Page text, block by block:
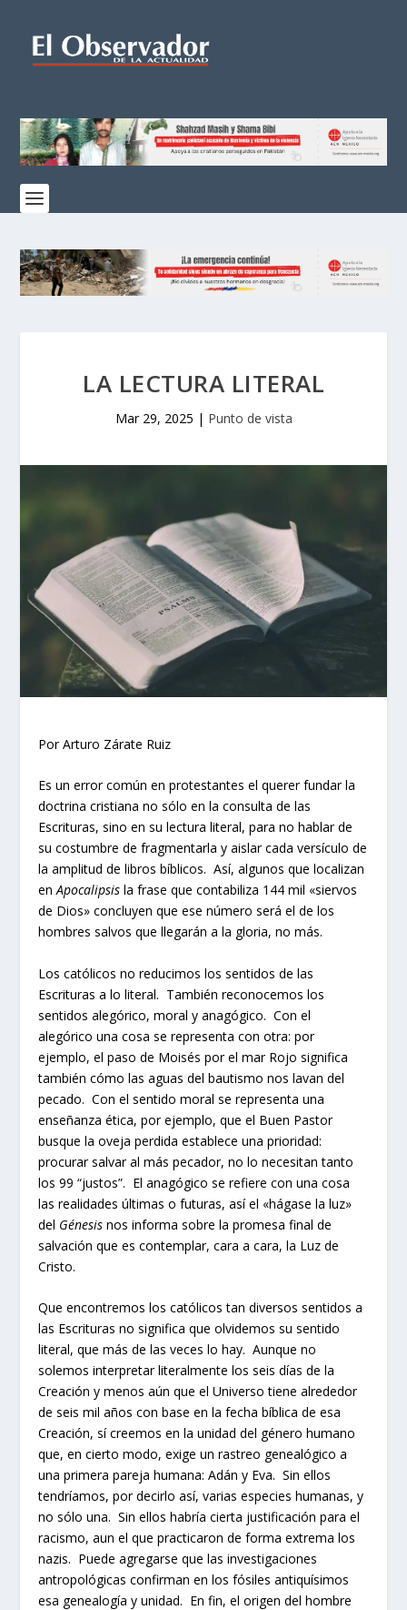
LA LECTURA LITERAL
Mar 29, 2025 | Punto de vista
Por Arturo Zárate Ruiz
Es un error común en protestantes el querer fundar la
doctrina cristiana no sólo en la consulta de las
Escrituras, sino en su lectura literal, para no hablar de
su costumbre de fragmentarla y aislar cada versículo de
la amplitud de libros bíblicos. Así, algunos que localizan
enApocalipsis la frase que contabiliza 144 mil «siervos
de Dios» concluyen que ese número será el de los
hombres salvos que llegarán a la gloria, no más.
Los católicos no reducimos los sentidos de las
Escrituras a lo literal. También reconocemos los
sentidos alegórico, moral y anagógico. Con el
alegórico una cosa se representa con otra: por
ejemplo, el paso de Moisés por el mar Rojo significa
también cómo las aguas del bautismo nos lavan del
pecado. Con el sentido moral se representa una
enseñanza ética, por ejemplo, que el Buen Pastor
busque la oveja perdida establece una prioridad:
procurar salvar al más pecador, no lo necesitan tanto
los 99 “justos”. El anagógico se refiere con una cosa
las realidades últimas o futuras, así el «hágase la luz»
del Génesis nos informa sobre la promesa final de
salvación que es contemplar, cara a cara, la Luz de
Cristo.
Que encontremos los católicos tan diversos sentidos a
las Escrituras no significa que olvidemos su sentido
literal, que más de las veces lo hay. Aunque no
solemos interpretar literalmente los seis días de la
Creación y menos aún que el Universo tiene alrededor
de seis mil años con base en la fecha bíblica de esa
Creación, sí creemos en la unidad del género humano
que, en cierto modo, exige un rastreo genealógico a
una primera pareja humana: Adán y Eva. Sin ellos
tendríamos, por decirlo así, varias especies humanas, y
no sólo una. Sin ellos habría cierta justificación para el
racismo, aun el que practicaron de forma extrema los
nazis. Puede agregarse que las investigaciones
antropológicas confirman en los fósiles antiquísimos
esa genealogía y unidad. En fin, el origen del hombre